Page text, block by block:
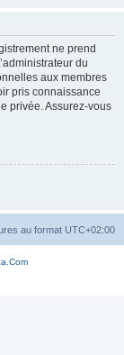
ne prend
du
aux membres
pris connaissance
privée. Assurez-vous
au format UTC+02:00